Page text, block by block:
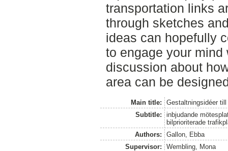
transportation links
through sketches
ideas can hopefully
to engage your
discussion about
area can be
Main title:
Gestaltningsidéer
Subtitle:
inbjudande
bilprioriterade
Authors:
Gallon, Ebba
Supervisor:
Wembling, Mona